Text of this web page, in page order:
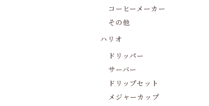
コーヒーメーカー
その他
ハリオ
ドリッパー
サーバー
ドリップセット
メジャーカップ